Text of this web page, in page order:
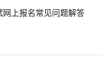
上报名常见问题解答